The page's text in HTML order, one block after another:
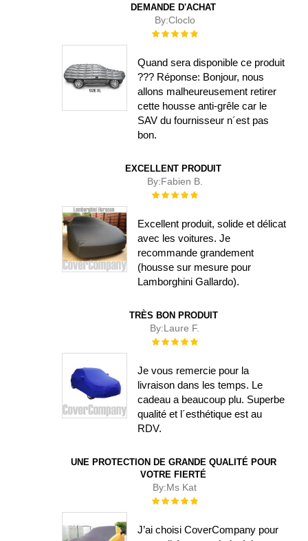
DEMANDE D'ACHAT
By:Cloclo
Évaluation :
Quand sera disponible ce produit
??? Réponse: Bonjour, nous
allons malheureusement retirer
cette housse anti-grêle car le
SAV du fournisseur n´est pas
bon.
EXCELLENT PRODUIT
By:Fabien B.
Évaluation :
Excellent produit, solide et délicat
avec les voitures. Je
recommande grandement
(housse sur mesure pour
Lamborghini Gallardo).
TRÈS BON PRODUIT
By:Laure F.
Évaluation :
Je vous remercie pour la
livraison dans les temps. Le
cadeau a beaucoup plu. Superbe
qualité et l´esthétique est au
RDV.
UNE PROTECTION DE GRANDE QUALITÉ POUR
VOTRE FIERTÉ
By:Ms Kat
Évaluation :
J’ai choisi CoverCompany pour